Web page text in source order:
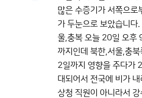
많은 수증기가 서쪽으로
가 두눈으로 보았습니다
울,충복 오늘 20일 오후
까지인데 북한,서울,충
2일까지 영향을 주다가
대되어서 전국에 비가 내
상청 직원이 아니라서 강